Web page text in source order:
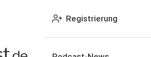
Registrierung